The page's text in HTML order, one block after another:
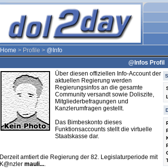
Home > Profile > @Info
@Infos Profil
Über diesen offiziellen Info-Account der
aktuellen Regierung werden
Regierungsinfos an die gesamte
Community versandt sowie Doliszite,
Mitgliederbefragungen und
Kanzlerumfragen gestellt.
Das Bimbeskonto dieses
Funktionsaccounts stellt die virtuelle
Staatskasse dar.
Derzeit amtiert die Regierung der 82. Legislaturperiode mit
K@nzler mauli....